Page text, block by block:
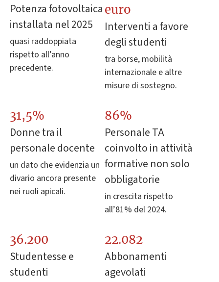
Potenza fotovoltaica
installata nel 2025
quasi raddoppiata
rispetto all’anno
precedente.
euro
Interventi a favore
degli studenti
tra borse, mobilità
internazionale e altre
misure di sostegno.
31,5%
Donne tra il
personale docente
un dato che evidenzia un
divario ancora presente
nei ruoli apicali.
86%
Personale TA
coinvolto in attività
formative non solo
obbligatorie
in crescita rispetto
all’81% del 2024.
36.200
Studentesse e
studenti
22.082
Abbonamenti
agevolati